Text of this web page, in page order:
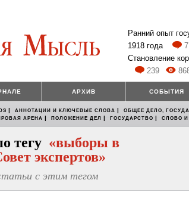
Ранний опыт
1918 года
7
Становление
239
АРХИВ СОБЫТИЯ
| АННОТАЦИИ И КЛЮЧЕВЫЕ СЛОВА | ОБЩЕЕ ДЕЛО,
АРЕНА | ПОЛОЖЕНИЕ ДЕЛ | ГОСУДАРСТВО | СЛОВО И
тегу «выборы в
экспертов»
с этим тегом